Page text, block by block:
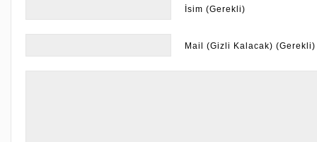
İsim (Gerekli)
Mail (Gizli Kalacak) (Gerekli)